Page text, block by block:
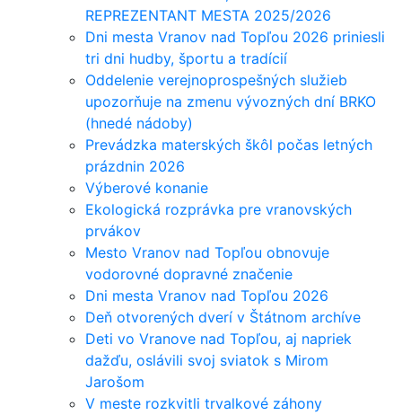
REPREZENTANT MESTA 2025/2026
Dni mesta Vranov nad Topľou 2026 priniesli
tri dni hudby, športu a tradícií
Oddelenie verejnoprospešných služieb
upozorňuje na zmenu vývozných dní BRKO
(hnedé nádoby)
Prevádzka materských škôl počas letných
prázdnin 2026
Výberové konanie
Ekologická rozprávka pre vranovských
prvákov
Mesto Vranov nad Topľou obnovuje
vodorovné dopravné značenie
Dni mesta Vranov nad Topľou 2026
Deň otvorených dverí v Štátnom archíve
Deti vo Vranove nad Topľou, aj napriek
dažďu, oslávili svoj sviatok s Mirom
Jarošom
V meste rozkvitli trvalkové záhony